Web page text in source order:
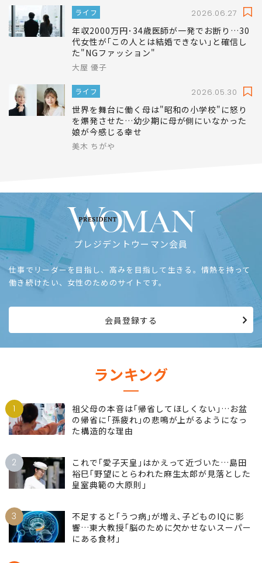
ライフ 2026.06.27
年収2000万円･34歳医師が一発でお断り…30
代女性が｢この人とは結婚できない｣と確信し
た"NGファッション"
大屋 優子
ライフ 2026.05.30
世界を舞台に働く母は"昭和の小学校"に怒り
を爆発させた…幼少期に母が側にいなかった
娘が今感じる幸せ
美木 ちがや
プレジデントウーマン会員
仕事でリーダーを目指し、高みを目指して生きる。情熱を持って
働き続けたい、女性のためのサイトです。
会員登録する
ランキング
1
祖父母の本音は｢帰省してほしくない｣…お盆
の帰省に｢孫疲れ｣の悲鳴が上がるようになっ
た構造的な理由
2
これで｢愛子天皇｣はかえって近づいた…島田
裕巳｢野望にとらわれた麻生太郎が見落とした
皇室典範の大原則｣
3
不足すると｢うつ病｣が増え､子どものIQに影
響…東大教授｢脳のために欠かせないスーパー
にある食材｣